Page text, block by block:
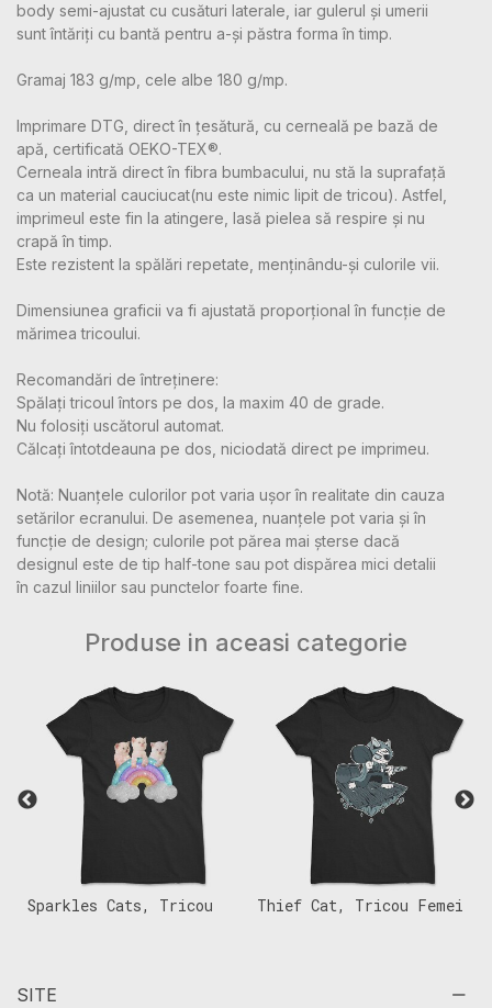
body semi-ajustat cu cusături laterale, iar gulerul și umerii
sunt întăriți cu bantă pentru a-și păstra forma în timp.
Gramaj 183 g/mp, cele albe 180 g/mp.
Imprimare DTG, direct în țesătură, cu cerneală pe bază de
apă, certificată OEKO-TEX®.
Cerneala intră direct în fibra bumbacului, nu stă la suprafață
ca un material cauciucat(nu este nimic lipit de tricou). Astfel,
imprimeul este fin la atingere, lasă pielea să respire și nu
crapă în timp.
Este rezistent la spălări repetate, menținându-și culorile vii.
Dimensiunea graficii va fi ajustată proporțional în funcție de
mărimea tricoului.
Recomandări de întreținere:
Spălați tricoul întors pe dos, la maxim 40 de grade.
Nu folosiți uscătorul automat.
Călcați întotdeauna pe dos, niciodată direct pe imprimeu.
Notă: Nuanțele culorilor pot varia ușor în realitate din cauza
setărilor ecranului. De asemenea, nuanțele pot varia și în
funcție de design; culorile pot părea mai șterse dacă
designul este de tip half-tone sau pot dispărea mici detalii
în cazul liniilor sau punctelor foarte fine.
Produse in aceasi categorie
Sparkles Cats, Tricou
Thief Cat, Tricou Femei
SITE